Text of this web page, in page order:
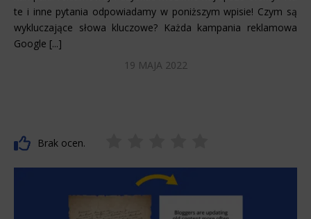
te i inne pytania odpowiadamy w poniższym wpisie! Czym są
wykluczające słowa kluczowe? Każda kampania reklamowa
Google [...]
19 MAJA 2022
Brak ocen.